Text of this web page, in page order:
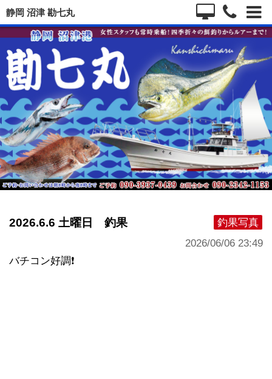
静岡 沼津 勘七丸
釣果写真
2026.6.6 土曜日 釣果
2026/06/06 23:49
バチコン好調❗️